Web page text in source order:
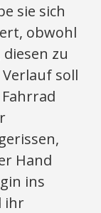
sie sich
obwohl
zu
soll
Hand
ins
ihr